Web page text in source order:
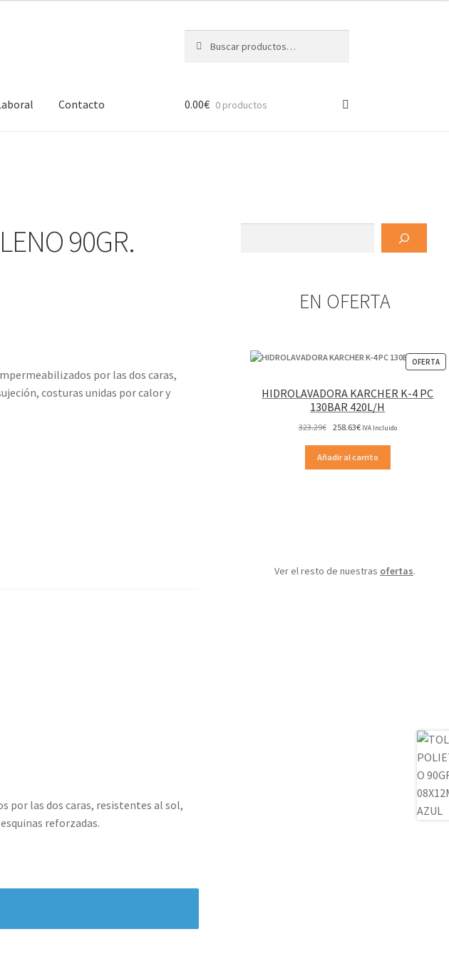
por:
Contacto 0.00€ 0 productos
90GR.
por las dos caras,
costuras unidas por calor y
por las dos caras, resistentes al sol,
reforzadas.
EN OFERTA
OFERTA
EN
HIDROLAVADORA KARCHER K-4 PC
130BAR 420L/H
323.29€ El
original
258.63€El
actual
IVA Incluido
Añadir al carrito
Ver el resto de nuestras ofertas.